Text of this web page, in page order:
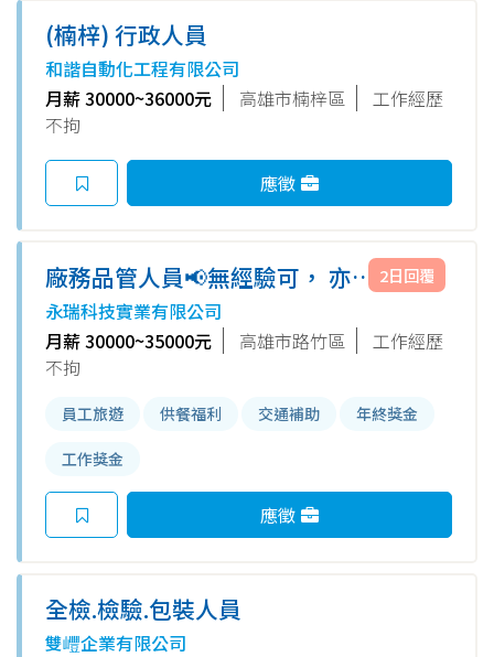
(楠梓) 行政人員
和諧自動化工程有限公司
月薪 30000~36000元
高雄市楠梓區
工作經歷
不拘
應徵
廠務品管人員📢無經驗可， 亦可
培訓
永瑞科技實業有限公司
月薪 30000~35000元
高雄市路竹區
工作經歷
不拘
員工旅遊 供餐福利 交通補助 年終獎金
工作獎金
2日回覆
應徵
全檢.檢驗.包裝人員
雙㠦企業有限公司